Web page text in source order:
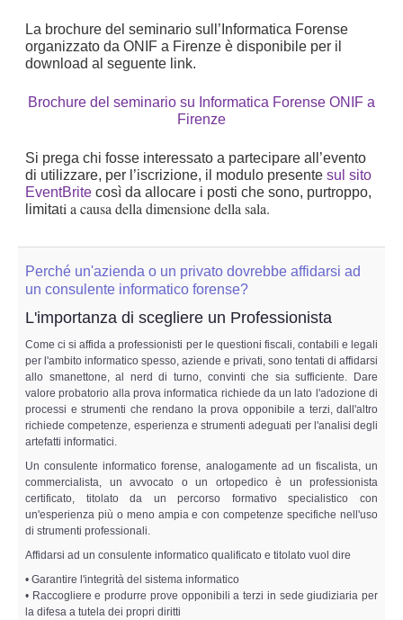
La brochure del seminario sull’Informatica Forense
organizzato da ONIF a Firenze è disponibile per il
download al seguente link.
Brochure del seminario su Informatica Forense ONIF a
Firenze
Si prega chi fosse interessato a partecipare all’evento
di utilizzare, per l’iscrizione, il modulo presente sul sito
EventBrite così da allocare i posti che sono, purtroppo,
limitati a causa della dimensione della sala.
Perché un'azienda o un privato dovrebbe affidarsi ad
un consulente informatico forense?
L'importanza di scegliere un Professionista
Come ci si affida a professionisti per le questioni fiscali, contabili e legali
per l'ambito informatico spesso, aziende e privati, sono tentati di affidarsi
allo smanettone, al nerd di turno, convinti che sia sufficiente. Dare
valore probatorio alla prova informatica richiede da un lato l'adozione di
processi e strumenti che rendano la prova opponibile a terzi, dall'altro
richiede competenze, esperienza e strumenti adeguati per l'analisi degli
artefatti informatici.
Un consulente informatico forense, analogamente ad un fiscalista, un
commercialista, un avvocato o un ortopedico è un professionista
certificato, titolato da un percorso formativo specialistico con
un'esperienza più o meno ampia e con competenze specifiche nell'uso
di strumenti professionali.
Affidarsi ad un consulente informatico qualificato e titolato vuol dire
• Garantire l'integrità del sistema informatico
• Raccogliere e produrre prove opponibili a terzi in sede giudiziaria per
la difesa a tutela dei propri diritti